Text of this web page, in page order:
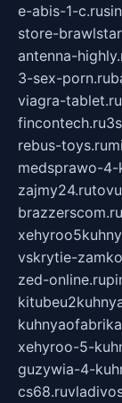
e-abis-1-c.ru
store-
antenna-
3-sex-porn.ru
viagra-tablet.ru
fincontech.ru
rebus-toys.ru
medsprawo-4-
zajmy24.ru
brazzerscom.ru
vskrytie-
zed-online.ru
xehyroo-5-
guzywia-4-
cs68.ru